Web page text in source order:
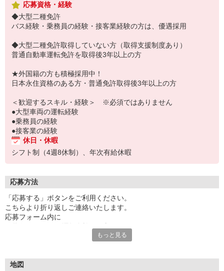
応募資格・経験
◆大型二種免許
バス経験・乗務員の経験・接客業経験の方は、優遇採用
◆大型二種免許取得していない方（取得支援制度あり）
普通自動車運転免許を取得後3年以上の方
★外国籍の方も積極採用中！
日本永住資格のある方・普通免許取得後3年以上の方
＜歓迎するスキル・経験＞ ※必須ではありません
●大型車両の運転経験
●乗務員の経験
●接客業の経験
休日・休暇
シフト制（4週8休制）、年次有給休暇
応募方法
「応募する」ボタンをご利用ください。
こちらより折り返しご連絡いたします。
応募フォーム内に
もっと見る
地図